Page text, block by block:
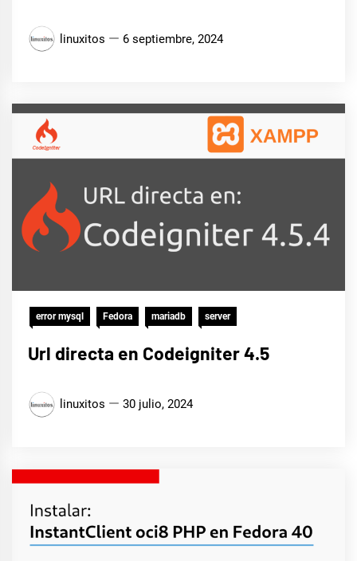
linuxitos 6 septiembre, 2024
error mysql Fedora mariadb server
Url directa en Codeigniter 4.5
linuxitos 30 julio, 2024